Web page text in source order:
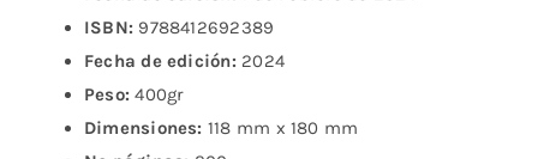
ISBN: 9788412692389
Fecha de edición: 2024
Peso:400gr
Dimensiones: 118 mm x 180 mm